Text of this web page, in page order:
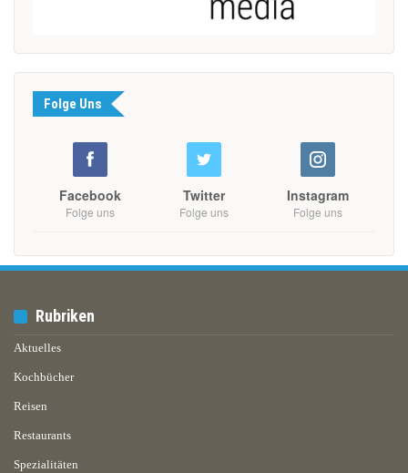
Folge Uns
Facebook
Folge uns
Twitter
Folge uns
Instagram
Folge uns
Rubriken
Aktuelles
Kochbücher
Reisen
Restaurants
Spezialitäten